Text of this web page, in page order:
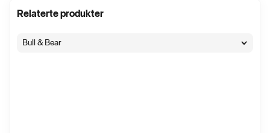
Relaterte produkter
Bull & Bear